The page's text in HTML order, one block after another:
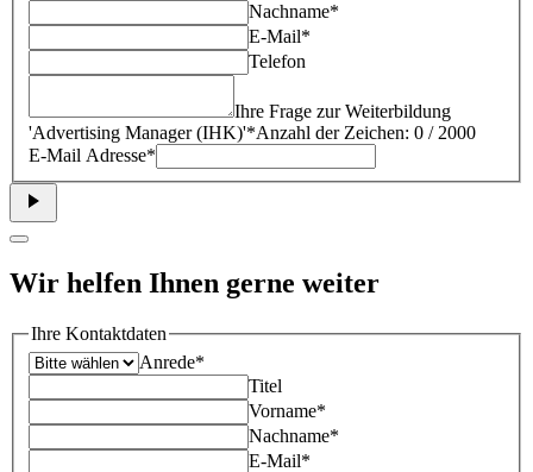
Nachname*
E-Mail*
Telefon
Ihre Frage zur Weiterbildung
'Advertising Manager (IHK)'*Anzahl der Zeichen: 0 / 2000
E-Mail Adresse*
Wir helfen Ihnen gerne weiter
Ihre Kontaktdaten
Anrede*
Titel
Vorname*
Nachname*
E-Mail*